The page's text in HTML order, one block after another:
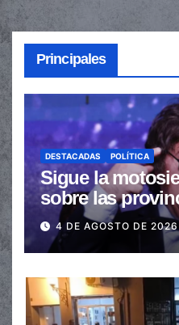
Principales
DESTACADAS POLÍTICA
Sigue la
sobre las
de las
automáticas
4 DE AGOSTO DE 2026